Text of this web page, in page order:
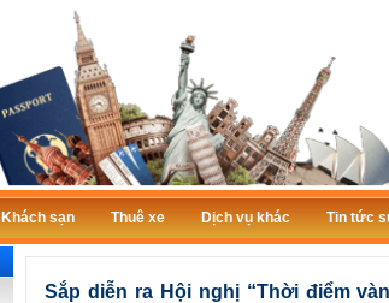
Khách sạn Thuê xe Dịch vụ khác Tin tức
Sắp diễn ra Hội nghị “Thời điểm